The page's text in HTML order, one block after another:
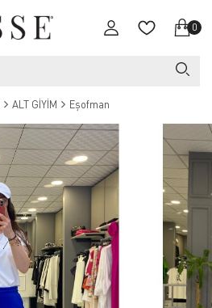
0
ALT GİYİM Eşofman